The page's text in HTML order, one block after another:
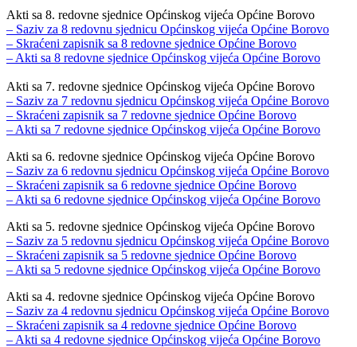
Akti sa 8. redovne sjednice Općinskog vijeća Općine Borovo
– Saziv za 8 redovnu sjednicu Općinskog vijeća Općine Borovo
– Skraćeni zapisnik sa 8 redovne sjednice Općine Borovo
– Akti sa 8 redovne sjednice Općinskog vijeća Općine Borovo
Akti sa 7. redovne sjednice Općinskog vijeća Općine Borovo
– Saziv za 7 redovnu sjednicu Općinskog vijeća Općine Borovo
– Skraćeni zapisnik sa 7 redovne sjednice Općine Borovo
– Akti sa 7 redovne sjednice Općinskog vijeća Općine Borovo
Akti sa 6. redovne sjednice Općinskog vijeća Općine Borovo
– Saziv za 6 redovnu sjednicu Općinskog vijeća Općine Borovo
– Skraćeni zapisnik sa 6 redovne sjednice Općine Borovo
– Akti sa 6 redovne sjednice Općinskog vijeća Općine Borovo
Akti sa 5. redovne sjednice Općinskog vijeća Općine Borovo
– Saziv za 5 redovnu sjednicu Općinskog vijeća Općine Borovo
– Skraćeni zapisnik sa 5 redovne sjednice Općine Borovo
– Akti sa 5 redovne sjednice Općinskog vijeća Općine Borovo
Akti sa 4. redovne sjednice Općinskog vijeća Općine Borovo
– Saziv za 4 redovnu sjednicu Općinskog vijeća Općine Borovo
– Skraćeni zapisnik sa 4 redovne sjednice Općine Borovo
– Akti sa 4 redovne sjednice Općinskog vijeća Općine Borovo